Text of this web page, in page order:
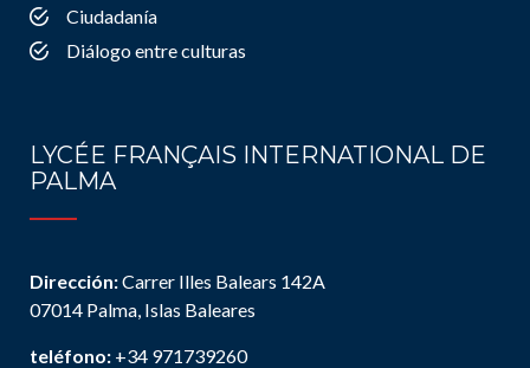
Ciudadanía
Diálogo entre culturas
LYCÉE FRANÇAIS INTERNATIONAL DE
PALMA
Dirección:Carrer Illes Balears 142A
07014 Palma, Islas Baleares
teléfono: +34 971739260